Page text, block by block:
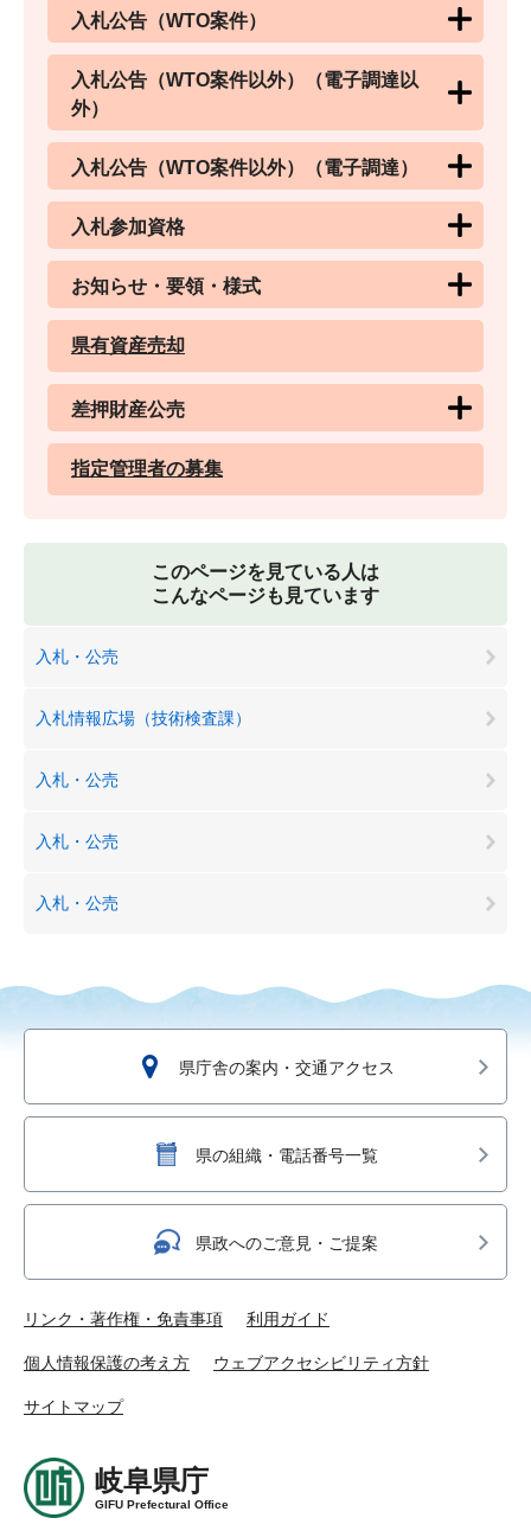
入札公告（WTO案件）
入札公告（WTO案件以外）（電子調達以
外）
入札公告（WTO案件以外）（電子調達）
入札参加資格
お知らせ・要領・様式
県有資産売却
差押財産公売
指定管理者の募集
このページを見ている人は
こんなページも見ています
入札・公売
入札情報広場（技術検査課）
入札・公売
入札・公売
入札・公売
県庁舎の案内・交通アクセス
県の組織・電話番号一覧
県政へのご意見・ご提案
リンク・著作権・免責事項 利用ガイド
個人情報保護の考え方 ウェブアクセシビリティ方針
サイトマップ
岐阜県庁
GIFU Prefectural Office